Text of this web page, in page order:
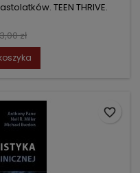
TEEN THRIVE.
zł
favorite_border